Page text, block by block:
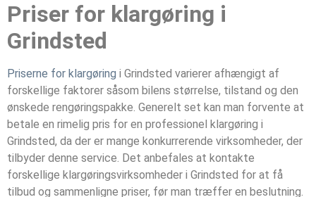
Priser for klargøring i
Grindsted
Priserne for klargøring i Grindsted varierer afhængigt af
forskellige faktorer såsom bilens størrelse, tilstand og den
ønskede rengøringspakke. Generelt set kan man forvente at
betale en rimelig pris for en professionel klargøring i
Grindsted, da der er mange konkurrerende virksomheder, der
tilbyder denne service. Det anbefales at kontakte
forskellige klargøringsvirksomheder i Grindsted for at få
tilbud og sammenligne priser, før man træffer en beslutning.